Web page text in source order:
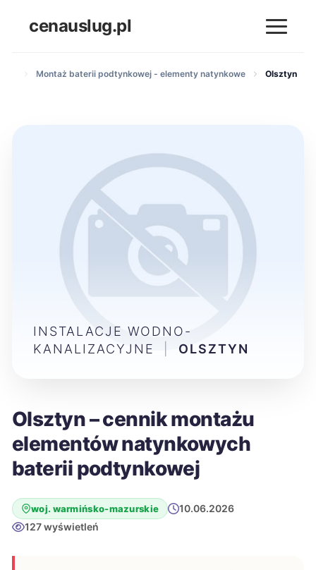
cenauslug.pl
Montaż baterii podtynkowej - elementy natynkowe Olsztyn
Olsztyn – cennik montażu
elementów natynkowych
baterii podtynkowej
woj. warmińsko-mazurskie
10.06.2026
127 wyświetleń
INSTALACJE WODNO-
KANALIZACYJNE
OLSZTYN